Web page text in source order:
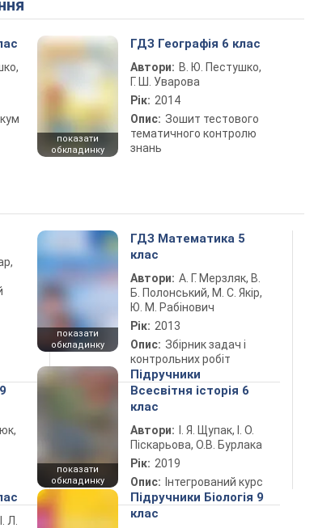
показати
обкладинку
ГДЗ Географія 6 клас
Автори: В. Ю. Пестушко,
Г. Ш. Уварова
Рік: 2014
Опис: Зошит тестового
тематичного контролю
знань
показати
обкладинку
ГДЗ Математика 5
клас
Автори: А. Г. Мерзляк, В.
Б. Полонський, М. С. Якір,
Ю. М. Рабінович
Рік: 2013
Опис: Збірник задач і
контрольних робіт
показати
обкладинку
Підручники
Всесвітня історія 6
клас
Автори:
І. Я. Щупак, І. О.
Піскарьова, О.В. Бурлака
Рік: 2019
Опис: Інтегрований курс
Л.
Підручники Біологія 9
клас